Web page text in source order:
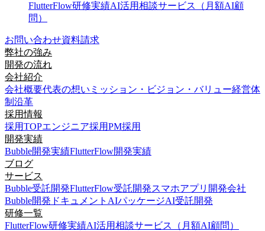
FlutterFlow研修実績AI活用相談サービス（月額AI顧
問）
お問い合わせ資料請求
弊社の強み
開発の流れ
会社紹介
会社概要代表の想い ミッション・ビジョン・バリュー経営体
制 沿革
採用情報
採用TOPエンジニア採用PM採用
開発実績
Bubble開発実績FlutterFlow開発実績
ブログ
サービス
Bubble受託開発FlutterFlow受託開発スマホアプリ開発会社
Bubble開発ドキュメント AIパッケージAI受託開発
研修一覧
FlutterFlow研修実績AI活用相談サービス（月額AI顧問）